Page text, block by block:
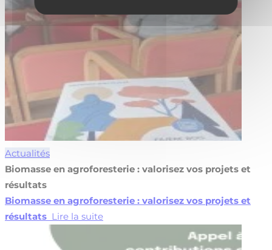
Actualités
Biomasse en agroforesterie : valorisez vos projets et
résultats
Biomasse en agroforesterie : valorisez vos projets et
résultats Lire la suite